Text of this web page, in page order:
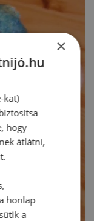
×
kat)
hogy
átlátni,
honlap
a